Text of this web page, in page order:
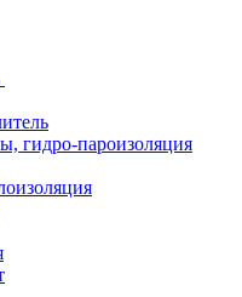
гидро-пароизоляция